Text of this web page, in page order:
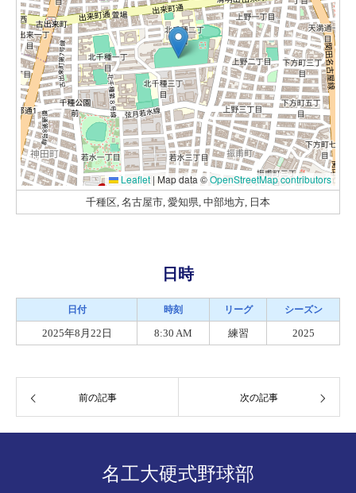
Leaflet | Map data ©OpenStreetMap contributors
千種区, 名古屋市, 愛知県, 中部地方, 日本
日時
日付 時刻 リーグ シーズン
2025年8月22日 8:30 AM 練習 2025
前の記事 次の記事
名工大硬式野球部